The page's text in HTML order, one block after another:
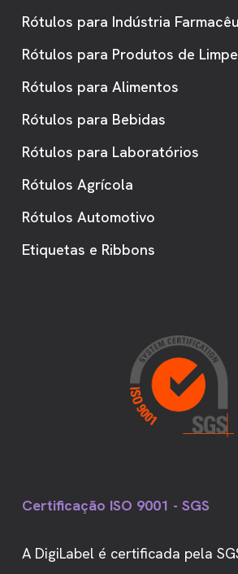
Rótulos para Indústria
Rótulos para Produtos de
Rótulos para Alimentos
Rótulos para Bebidas
Rótulos para Laboratórios
Rótulos Agrícola
Rótulos Automotivo
Etiquetas e Ribbons
Certificação ISO 9001 - SGS
A DigiLabel é certificada pela